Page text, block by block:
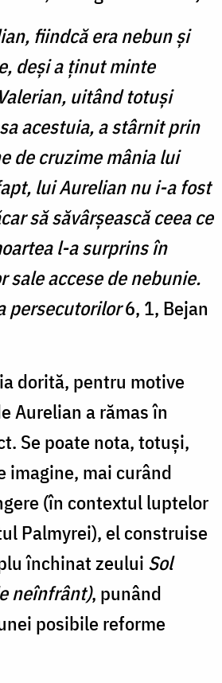
fiindcă era nebun şi
deşi a ţinut minte
uitând totuşi
acestuia, a stârnit prin
de cruzime mânia lui
lui Aurelian nu i-a fost
să săvârşească ceea ce
l-a surprins în
sale accese de nebunie.
persecutorilor6, 1, Bejan
dorită, pentru motive
Aurelian a rămas în
Se poate nota, totuși,
imagine, mai curând
(în contextul luptelor
Palmyrei), el construise
închinat zeului Sol
neînfrânt), punând
posibile reforme